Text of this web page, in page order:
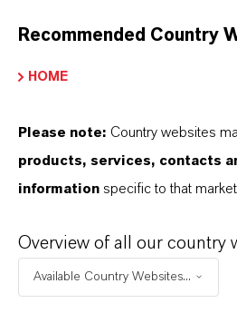
Recommended Country
HOME
Please note: Country websites
products, services, contacts
information specific to that
Overview of all our country
Available Country Websites...